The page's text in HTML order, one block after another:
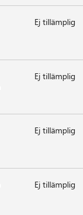
Ej tillämplig
Ej tillämplig
Ej tillämplig
Ej tillämplig